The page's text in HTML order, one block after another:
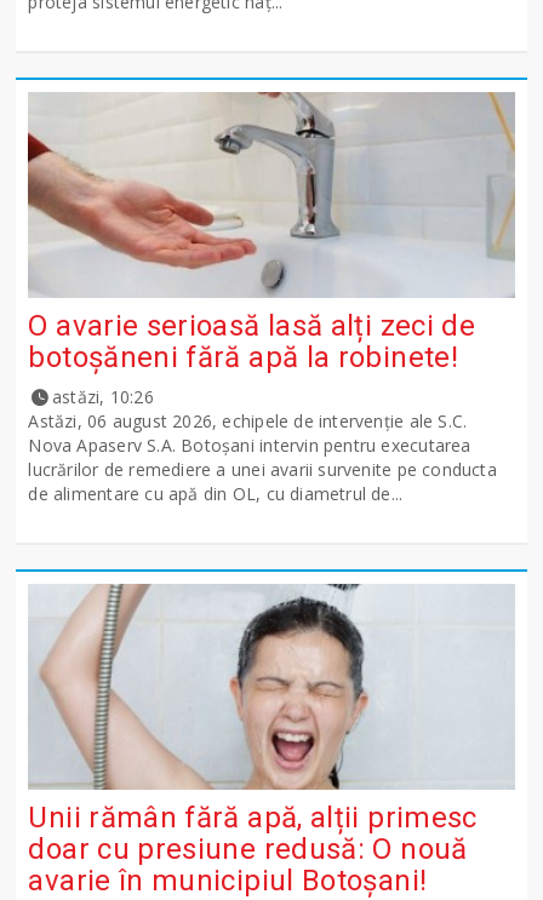
O avarie serioasă lasă alți zeci de
botoșăneni fără apă la robinete!
astăzi, 10:26
Astăzi, 06 august 2026, echipele de intervenție ale S.C.
Nova Apaserv S.A. Botoșani intervin pentru executarea
lucrărilor de remediere a unei avarii survenite pe conducta
de alimentare cu apă din OL, cu diametrul de...
Unii rămân fără apă, alții primesc
doar cu presiune redusă: O nouă
avarie în municipiul Botoșani!